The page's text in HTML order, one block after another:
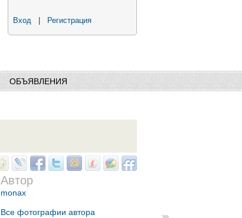
Вход Регистрация
ОБЪЯВЛЕНИЯ
Автор
monax
Все фотографии автора